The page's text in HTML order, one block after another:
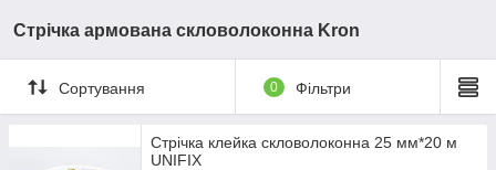
Стрічка армована скловолоконна Kron
Сортування 0 Фільтри
Стрічка клейка скловолоконна 25 мм*20 м
UNIFIX